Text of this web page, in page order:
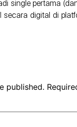
single pertama
digital di
published.